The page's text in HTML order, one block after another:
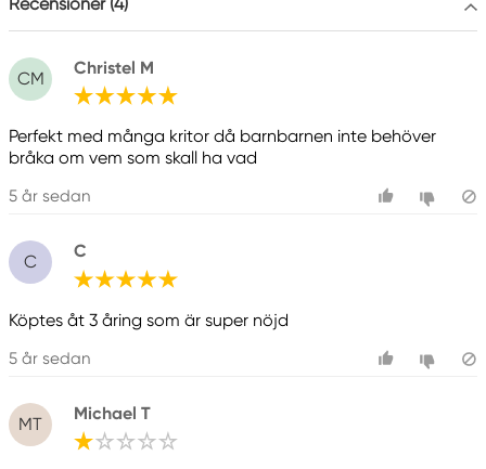
www.panduro.com
+46 (04) 22 30 70
CM
Christel M
Perfekt med många kritor då barnbarnen inte behöver
bråka om vem som skall ha vad
5 år sedan
C
C
Köptes åt 3 åring som är super nöjd
5 år sedan
MT
Michael T